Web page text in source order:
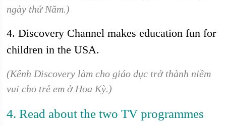
ngày thứ Năm.)
4. Discovery Channel makes education fun for
children in the USA.
(Kênh Discovery làm cho giáo dục trở thành niềm
vui cho trẻ em ở Hoa Kỳ.)
4. Read about the two TV programmes